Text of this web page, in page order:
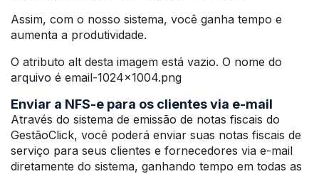
Assim, com o nosso sistema, você ganha tempo e
aumenta a produtividade.
O atributo alt desta imagem está vazio. O nome do
arquivo é email-1024×1004.png
Enviar a NFS-e para os clientes via e-mail
Através do sistema de emissão de notas fiscais do
GestãoClick, você poderá enviar suas notas fiscais de
serviço para seus clientes e fornecedores via e-mail
diretamente do sistema, ganhando tempo em todas as